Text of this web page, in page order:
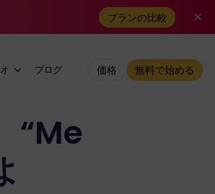
プランの比較
ブログ 価格 無料で始める
“Me